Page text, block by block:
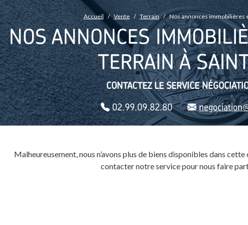
FIL D'ARIANE Accueil Vente Terrain Nos annonces immobilières
NOS ANNONCES
TERRAIN À
CONTACTEZ LE SERVICE
02.99.09.82.80
Malheureusement, nous n’avons plus de biens disponibles dans
contacter notre service pour nous faire